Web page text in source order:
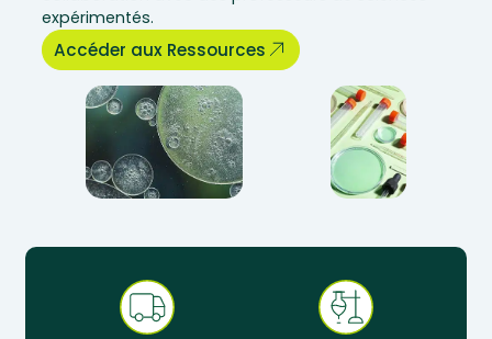
expérimentés.
Accéder aux Ressources